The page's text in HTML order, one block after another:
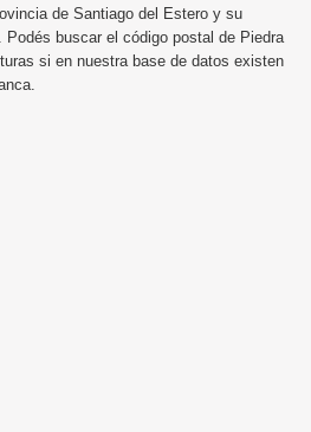
de Santiago del Estero y su
buscar el código postal de Piedra
si en nuestra base de datos existen